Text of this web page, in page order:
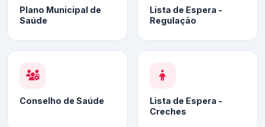
Plano Municipal de
Saúde
Lista de Espera -
Regulação
Conselho de Saúde
Lista de Espera -
Creches